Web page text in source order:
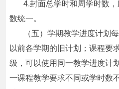
4.封面总学时和周学时数
数统一。
（五）学期教学进度计划
以前各学期的旧计划；课程要
级，可以使用同一教学进度计
一课程教学要求不同或学时数